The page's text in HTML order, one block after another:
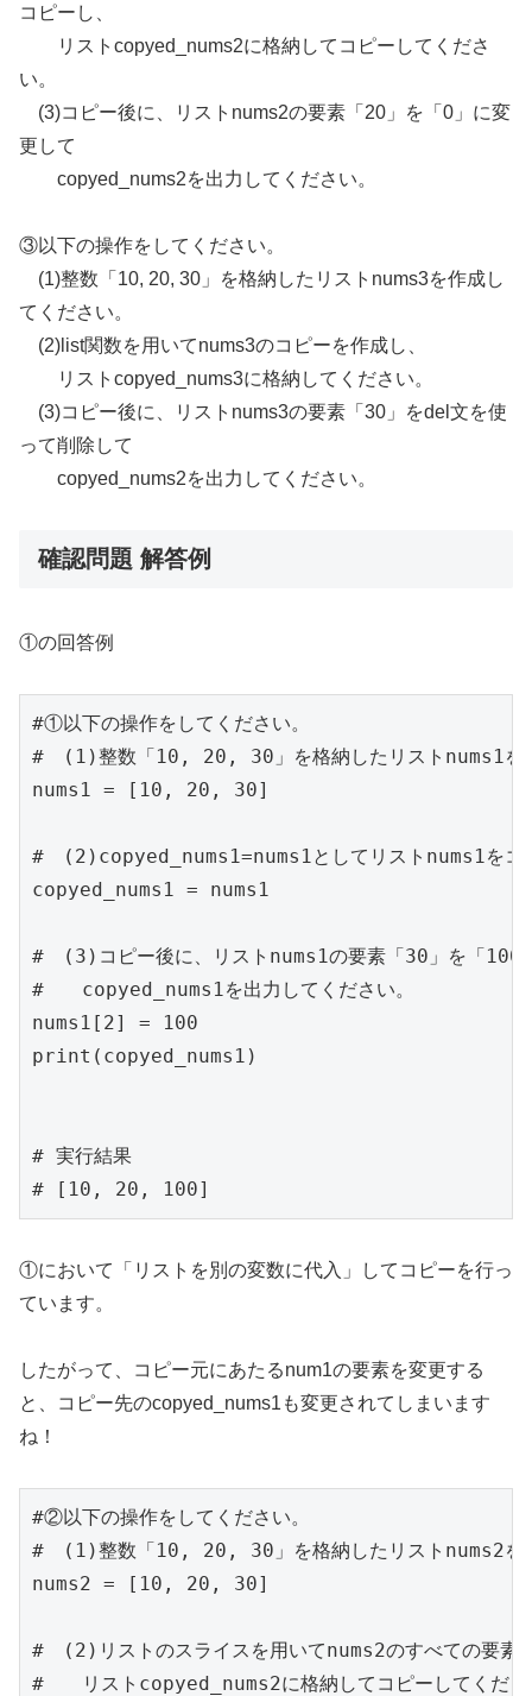
コピーし、
リストcopyed_nums2に格納してコピーしてくださ
い。
(3)コピー後に、リストnums2の要素「20」を「0」に変
更して
copyed_nums2を出力してください。
③以下の操作をしてください。
(1)整数「10, 20, 30」を格納したリストnums3を作成し
てください。
(2)list関数を用いてnums3のコピーを作成し、
リストcopyed_nums3に格納してください。
(3)コピー後に、リストnums3の要素「30」をdel文を使
って削除して
copyed_nums2を出力してください。
確認問題 解答例
①の回答例
#①以下の操作をしてください。
#　(1)整数「10, 20, 30」を格納したリストnums1を
nums1 = [10, 20, 30]
#　(2)copyed_nums1=nums1としてリストnums1をコ
copyed_nums1 = nums1
#　(3)コピー後に、リストnums1の要素「30」を「100
#　　copyed_nums1を出力してください。
nums1[2] = 100
print(copyed_nums1)
# 実行結果
# [10, 20, 100]
①において「リストを別の変数に代入」してコピーを行っ
ています。
したがって、コピー元にあたるnum1の要素を変更する
と、コピー先のcopyed_nums1も変更されてしまいます
ね！
#②以下の操作をしてください。
#　(1)整数「10, 20, 30」を格納したリストnums2を
nums2 = [10, 20, 30]
#　(2)リストのスライスを用いてnums2のすべての要素
#　　リストcopyed_nums2に格納してコピーしてくださ